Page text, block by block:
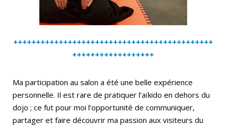
++++++++++++++++++++++++++++++++++++++++++++
++++++++++++++++++
Ma participation au salon a été une belle expérience
personnelle. Il est rare de pratiquer l’aïkido en dehors du
dojo ; ce fut pour moi l’opportunité de communiquer,
partager et faire découvrir ma passion aux visiteurs du